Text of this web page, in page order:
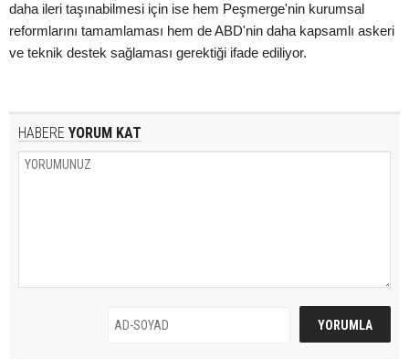
daha ileri taşınabilmesi için ise hem Peşmerge'nin kurumsal
reformlarını tamamlaması hem de ABD'nin daha kapsamlı askeri
ve teknik destek sağlaması gerektiği ifade ediliyor.
HABERE YORUM KAT